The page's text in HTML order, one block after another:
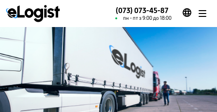
(073) 073-45-87
пн - пт з 9:00 до 18:00